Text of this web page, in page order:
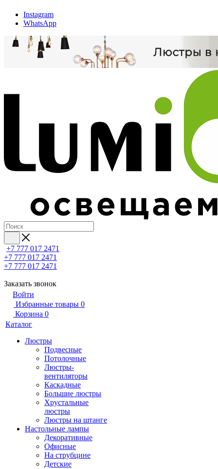
Instagram
WhatsApp
+7 777 017 2471
+7 777 017 2471
+7 777 017 2471
Заказать звонок
Войти
Избранные товары 0
Корзина 0
Каталог
Люстры
Подвесные
Потолочные
Люстры-
вентиляторы
Каскадные
Большие люстры
Хрустальные
люстры
Люстры на штанге
Настольные лампы
Декоративные
Офисные
На струбцине
Детские